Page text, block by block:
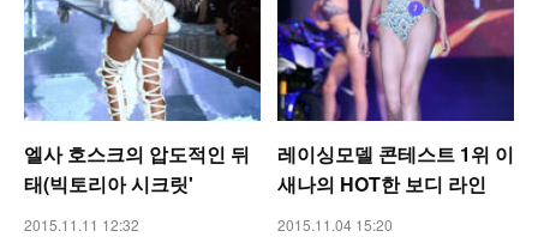
엘사 호스크의 압도적인 뒤
태(빅토리아 시크릿'
2015.11.11 12:32
레이싱모델 콘테스트 1위 이
새나의 HOT한 보디 라인
2015.11.04 15:20